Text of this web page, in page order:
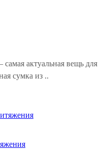
актуальная вещь для
сумка из ..